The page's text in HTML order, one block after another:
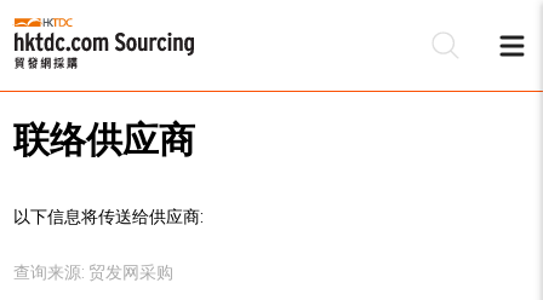
联络供应商
以下信息将传送给供应商:
查询来源: 贸发网采购